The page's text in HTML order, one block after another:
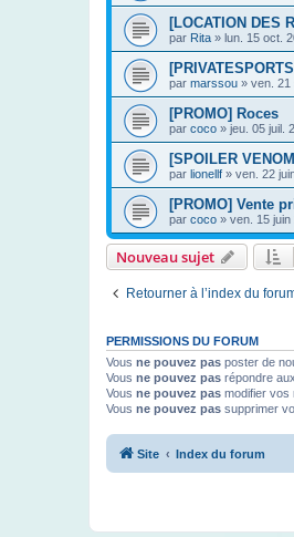
[LOCATION DES
par Rita » lun. 15 oct.
par marssou » ven. 21
[PROMO] Roces
par coco » jeu. 05 juil.
[SPOILER
par lionellf » ven. 22
[PROMO] Vente
par coco » ven. 15
Nouveau sujet
Retourner à l’index du
PERMISSIONS DU FORUM
Vous ne pouvez pas poster de
Vous ne pouvez pas répondre
Vous ne pouvez pas modifier vos
Vous ne pouvez pas supprimer
Site Index du forum